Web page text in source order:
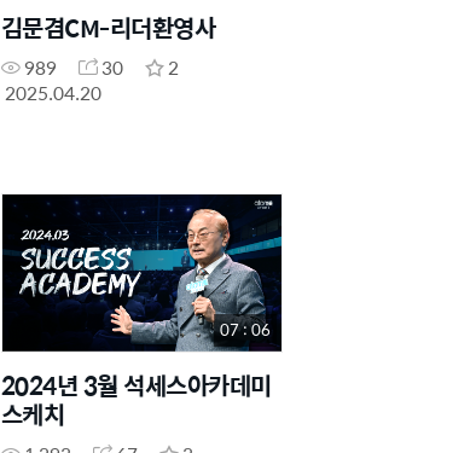
김문겸CM-리더환영사
989 30
2
2025.04.20
07 : 06
2024년 3월 석세스아카데미
스케치